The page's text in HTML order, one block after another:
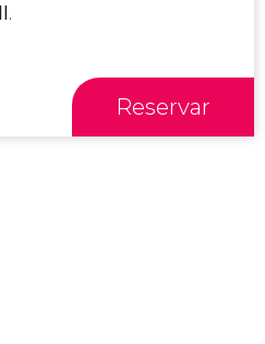
.
Reservar